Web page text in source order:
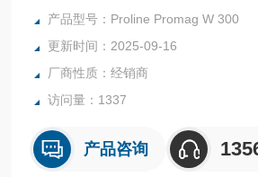
统集成方便：允许单端操作和远程操作
技术确保了可靠测量和合规校验。
产品型号：Proline Promag W 300
更新时间：2025-09-16
厂商性质：经销商
访问量：1337
产品咨询